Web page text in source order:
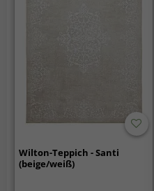
Wilton-Teppich - Santi
(beige/weiß)